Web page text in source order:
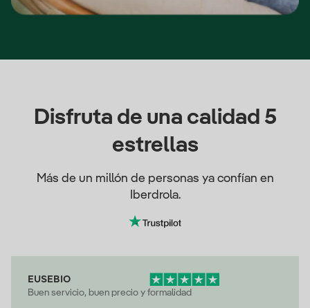
Disfruta de una calidad 5
estrellas
Más de un millón de personas ya confían en
Iberdrola.
EUSEBIO
Buen servicio, buen precio y formalidad